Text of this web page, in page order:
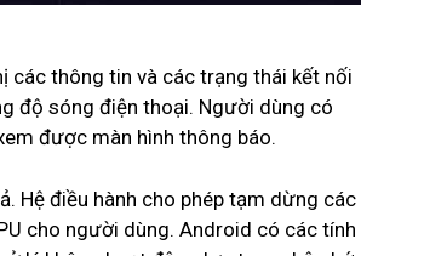
các thông tin và các trạng thái kết nối
độ sóng điện thoại. Người dùng có
được màn hình thông báo.
Hệ điều hành cho phép tạm dừng các
cho người dùng. Android có các tính